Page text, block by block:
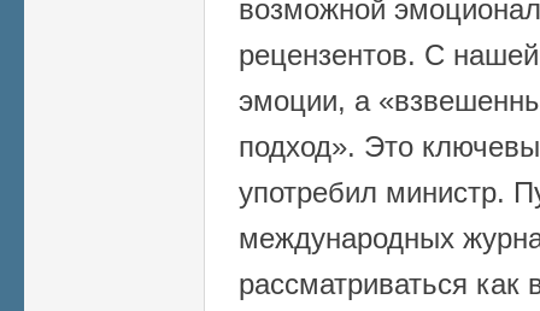
возможной
рецензентов. С
эмоции, а
подход». Это
употребил министр.
международных
рассматриваться как